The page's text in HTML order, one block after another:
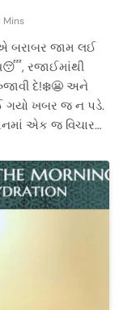
Mins
બરાબર જામ લઈ
રજાઈમાંથી
દે!❄️😬 અને
ગયો ખબર જ ન પડે.
એક જ વિચાર…